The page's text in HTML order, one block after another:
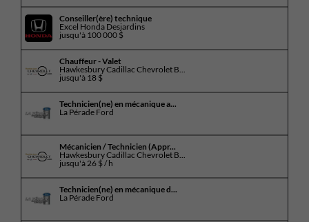
Conseiller(ère) technique
Excel Honda Desjardins
jusqu'à 100 000 $
Chauffeur - Valet
Hawkesbury Cadillac Chevrolet B...
jusqu'à 18 $
Technicien(ne) en mécanique a...
La Pérade Ford
Mécanicien / Technicien (Appr...
Hawkesbury Cadillac Chevrolet B...
jusqu'à26 $ / h
Technicien(ne) en mécanique d...
La Pérade Ford